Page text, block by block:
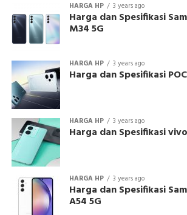
HARGA HP 3 years ago
Harga dan Spesifikasi
M34 5G
HARGA HP 3 years ago
Harga dan Spesifikasi
HARGA HP 3 years ago
Harga dan Spesifikasi
HARGA HP 3 years ago
Harga dan Spesifikasi
A54 5G